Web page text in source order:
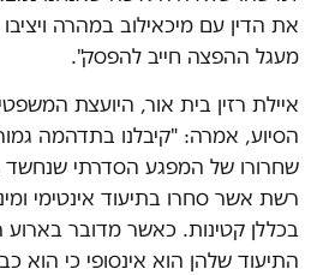
את הדין עם מיכאילוב במהרה
מעגל ההפצה חייב להפסק".
איילת רזין בית אור, היועצת
הסיוע, אמרה: "קיבלנו בתדהמה
שחרורו של המפגע הסדרתי שנחשד
רשת אשר סחרו בתיעוד אינטימי
בכללן קטינות. כאשר מדובר
התיעוד שלהן הוא אינסופי כי הוא